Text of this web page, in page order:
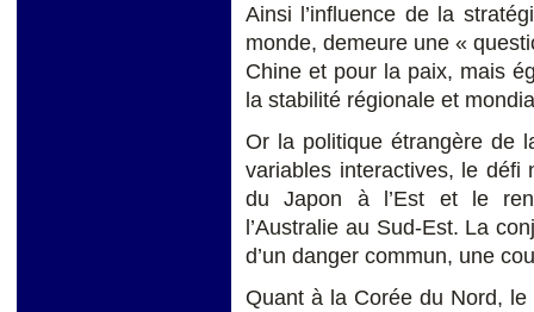
Ainsi l’influence de la
monde, demeure une «
Chine et pour la paix, mais
la stabilité régionale et
Or la politique étrangère de
variables interactives, le défi
du Japon à l’Est et le
l’Australie au Sud-Est. La
d’un danger commun, une
Quant à la Corée du Nord,